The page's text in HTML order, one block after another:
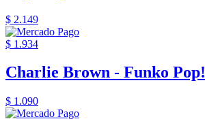
$ 2.149
$ 1.934
Charlie Brown - Funko
$ 1.090